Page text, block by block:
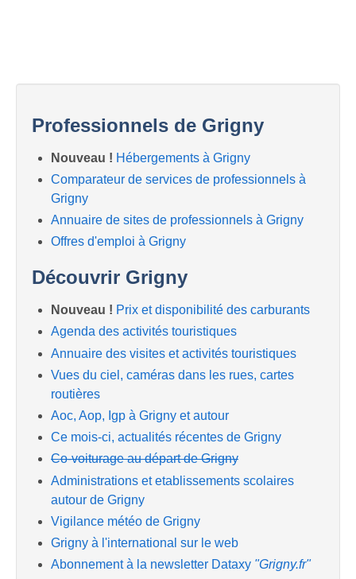
Professionnels de Grigny
Nouveau ! Hébergements à Grigny
Comparateur de services de professionnels à
Grigny
Annuaire de sites de professionnels à Grigny
Offres d'emploi à Grigny
Découvrir Grigny
Nouveau ! Prix et disponibilité des carburants
Agenda des activités touristiques
Annuaire des visites et activités touristiques
Vues du ciel, caméras dans les rues, cartes
routières
Aoc, Aop, Igp à Grigny et autour
Ce mois-ci, actualités récentes de Grigny
Co-voiturage au départ de Grigny
Administrations et etablissements scolaires
autour de Grigny
Vigilance météo de Grigny
Grigny à l'international sur le web
Abonnement à la newsletter Dataxy "Grigny.fr"